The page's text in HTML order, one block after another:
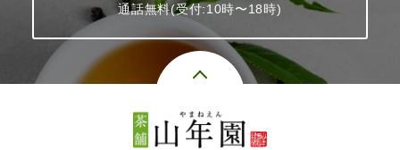
通話無料(受付:10時〜18時)